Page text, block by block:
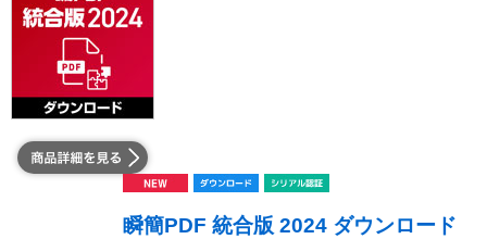
瞬簡PDF 統合版 2024 ダウンロード